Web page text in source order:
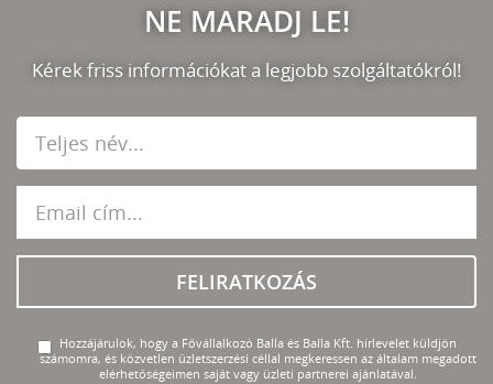
NE MARADJ LE!
Kérek friss információkat a legjobb szolgáltatókról!
FELIRATKOZÁS
Hozzájárulok, hogy a Fővállalkozó Balla és Balla Kft. hírlevelet küldjön
számomra, és közvetlen üzletszerzési céllal megkeressen az általam megadott
elérhetőségeimen saját vagy üzleti partnerei ajánlatával.